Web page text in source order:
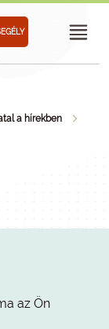
a hírekben
az Ön